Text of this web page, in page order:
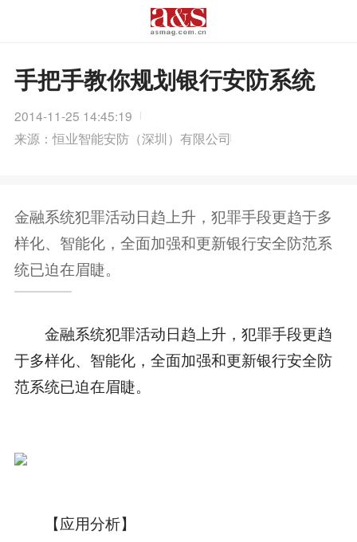
手把手教你规划银行安防系统
2014-11-25 14:45:19
来源：恒业智能安防（深圳）有限公司
金融系统犯罪活动日趋上升，犯罪手段更趋于多
样化、智能化，全面加强和更新银行安全防范系
统已迫在眉睫。
金融系统犯罪活动日趋上升，犯罪手段更趋
于多样化、智能化，全面加强和更新银行安全防
范系统已迫在眉睫。
【应用分析】